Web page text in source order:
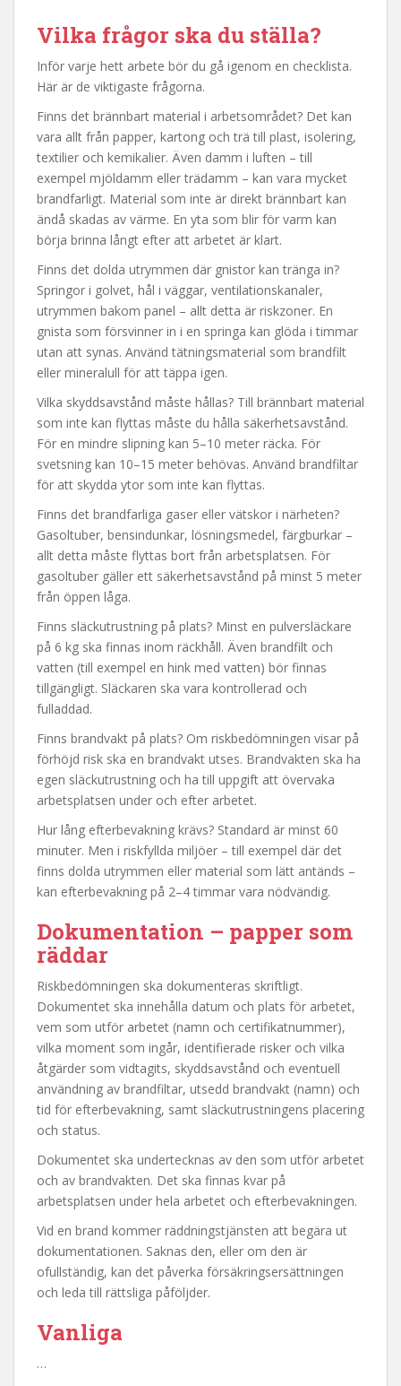
Vilka frågor ska du ställa?
Inför varje hett arbete bör du gå igenom en checklista.
Här är de viktigaste frågorna.
Finns det brännbart material i arbetsområdet? Det kan
vara allt från papper, kartong och trä till plast, isolering,
textilier och kemikalier. Även damm i luften – till
exempel mjöldamm eller trädamm – kan vara mycket
brandfarligt. Material som inte är direkt brännbart kan
ändå skadas av värme. En yta som blir för varm kan
börja brinna långt efter att arbetet är klart.
Finns det dolda utrymmen där gnistor kan tränga in?
Springor i golvet, hål i väggar, ventilationskanaler,
utrymmen bakom panel – allt detta är riskzoner. En
gnista som försvinner in i en springa kan glöda i timmar
utan att synas. Använd tätningsmaterial som brandfilt
eller mineralull för att täppa igen.
Vilka skyddsavstånd måste hållas? Till brännbart material
som inte kan flyttas måste du hålla säkerhetsavstånd.
För en mindre slipning kan 5–10 meter räcka. För
svetsning kan 10–15 meter behövas. Använd brandfiltar
för att skydda ytor som inte kan flyttas.
Finns det brandfarliga gaser eller vätskor i närheten?
Gasoltuber, bensindunkar, lösningsmedel, färgburkar –
allt detta måste flyttas bort från arbetsplatsen. För
gasoltuber gäller ett säkerhetsavstånd på minst 5 meter
från öppen låga.
Finns släckutrustning på plats? Minst en pulversläckare
på 6 kg ska finnas inom räckhåll. Även brandfilt och
vatten (till exempel en hink med vatten) bör finnas
tillgängligt. Släckaren ska vara kontrollerad och
fulladdad.
Finns brandvakt på plats? Om riskbedömningen visar på
förhöjd risk ska en brandvakt utses. Brandvakten ska ha
egen släckutrustning och ha till uppgift att övervaka
arbetsplatsen under och efter arbetet.
Hur lång efterbevakning krävs? Standard är minst 60
minuter. Men i riskfyllda miljöer – till exempel där det
finns dolda utrymmen eller material som lätt antänds –
kan efterbevakning på 2–4 timmar vara nödvändig.
Dokumentation – papper som
räddar
Riskbedömningen ska dokumenteras skriftligt.
Dokumentet ska innehålla datum och plats för arbetet,
vem som utför arbetet (namn och certifikatnummer),
vilka moment som ingår, identifierade risker och vilka
åtgärder som vidtagits, skyddsavstånd och eventuell
användning av brandfiltar, utsedd brandvakt (namn) och
tid för efterbevakning, samt släckutrustningens placering
och status.
Dokumentet ska undertecknas av den som utför arbetet
och av brandvakten. Det ska finnas kvar på
arbetsplatsen under hela arbetet och efterbevakningen.
Vid en brand kommer räddningstjänsten att begära ut
dokumentationen. Saknas den, eller om den är
ofullständig, kan det påverka försäkringsersättningen
och leda till rättsliga påföljder.
Vanliga
…